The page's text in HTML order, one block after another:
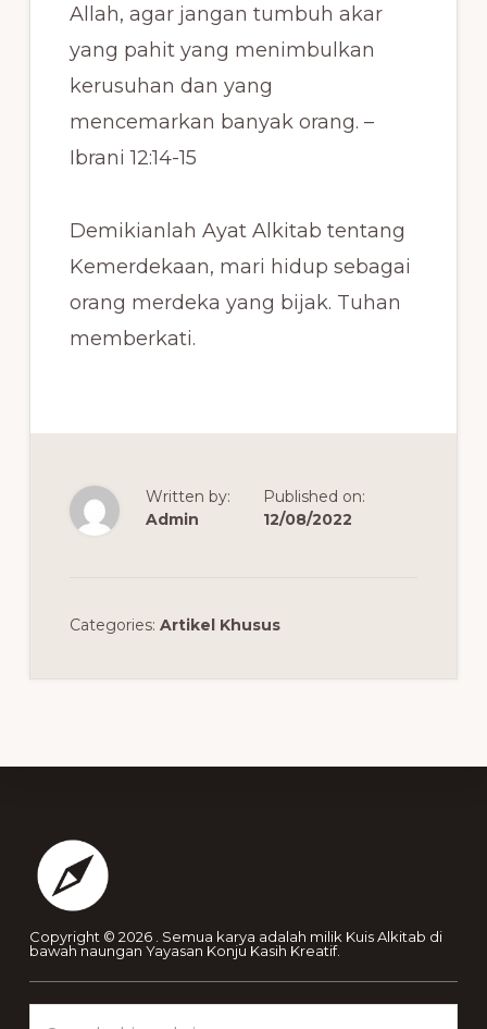
Allah, agar jangan tumbuh akar
yang pahit yang menimbulkan
kerusuhan dan yang
mencemarkan banyak orang. –
Ibrani 12:14-15
Demikianlah Ayat Alkitab tentang
Kemerdekaan, mari hidup sebagai
orang merdeka yang bijak. Tuhan
memberkati.
Written by:
Admin
Published on:
12/08/2022
Categories: Artikel Khusus
Copyright © 2026 . Semua karya adalah milik Kuis Alkitab di
bawah naungan Yayasan Konju Kasih Kreatif.